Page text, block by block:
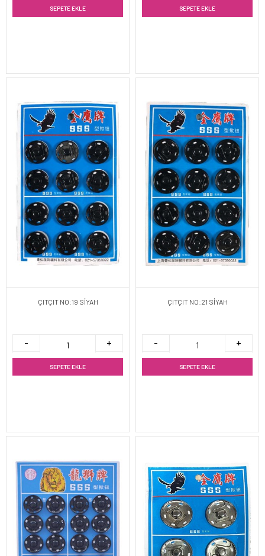
SEPETE EKLE SEPETE EKLE
ÇITÇIT NO:19 SİYAH
SEPETE EKLE
ÇITÇIT NO:21 SİYAH
SEPETE EKLE